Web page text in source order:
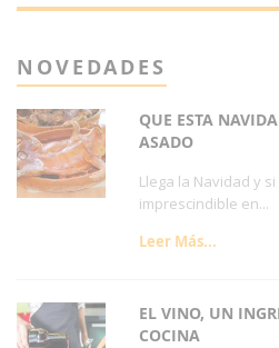
NOVEDADES
QUE ESTA
ASADO
Llega la Navidad y
imprescindible en...
Leer Más...
EL VINO, UN
COCINA